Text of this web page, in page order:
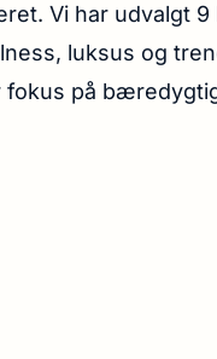
Vi har udvalgt
luksus og
fokus på